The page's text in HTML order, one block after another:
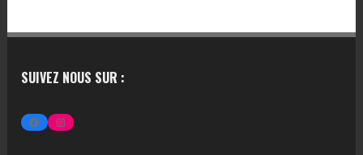
SUIVEZ NOUS SUR :
FACEBOOKINSTAGRAM